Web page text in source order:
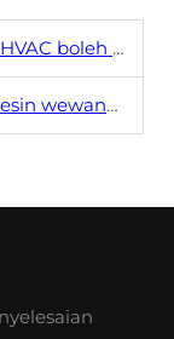
dalam perniagaan?
digunakan di pejabat?